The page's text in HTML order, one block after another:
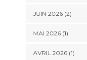
JUIN 2026(2)
MAI 2026(1)
AVRIL 2026(1)